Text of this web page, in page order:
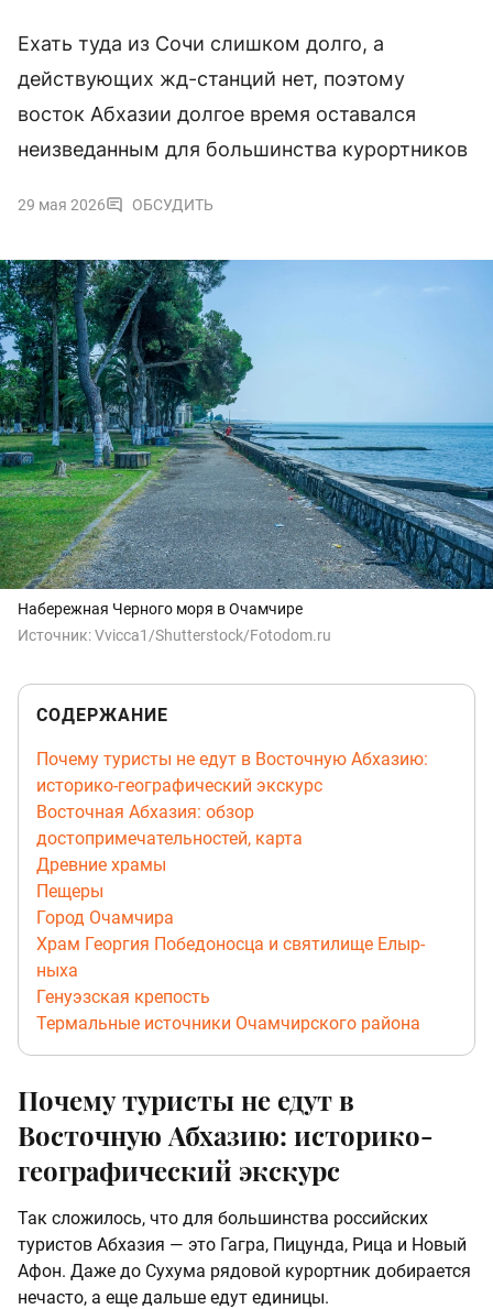
Ехать туда из Сочи слишком долго, а
действующих жд-станций нет, поэтому
восток Абхазии долгое время оставался
неизведанным для большинства курортников
29 мая 2026 ОБСУДИТЬ
Набережная Черного моря в Очамчире
Источник:Vvicca1/Shutterstock/Fotodom.ru
СОДЕРЖАНИЕ
Почему туристы не едут в Восточную Абхазию:
историко-географический экскурс
Восточная Абхазия: обзор
достопримечательностей, карта
Древние храмы
Пещеры
Город Очамчира
Храм Георгия Победоносца и святилище Елыр-
ныха
Генуэзская крепость
Термальные источники Очамчирского района
Почему туристы не едут в
Восточную Абхазию: историко-
географический экскурс
Так сложилось, что для большинства российских
туристов Абхазия — это Гагра, Пицунда, Рица и Новый
Афон. Даже до Сухума рядовой курортник добирается
нечасто, а еще дальше едут единицы.